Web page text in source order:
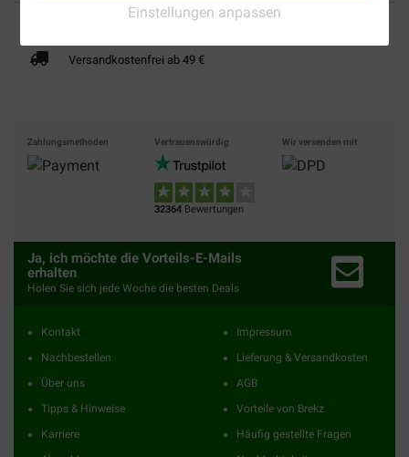
Einstellungen anpassen
Bis 30% günstiger Sicher bezahlen
Versandkostenfrei ab 49 €
Zahlungsmethoden Vertrauenswürdig
32364 Bewertungen
Wir versenden mit
Ja, ich möchte die Vorteils-E-Mails
erhalten
Holen Sie sich jede Woche die besten Deals
Kontakt
Nachbestellen
Über uns
Tipps & Hinweise
Karriere
Impressum
Lieferung & Versandkosten
AGB
Vorteile von Brekz
Häufig gestellte Fragen